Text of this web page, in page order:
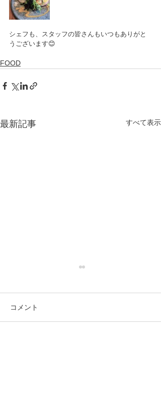
シェフも、スタッフの皆さんもいつもありがと
うございます😊
FOOD
最新記事 すべて表示
コメント